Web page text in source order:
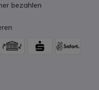
bezahlen